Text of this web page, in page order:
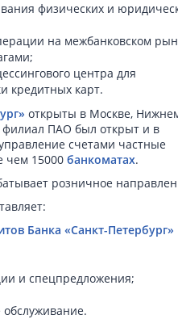
физических и
на межбанковском
центра для
кредитных карт.
открыты в Москве,
филиал ПАО был открыт и в
счетами частные
чем 15000банкоматах.
розничное
Банка «Санкт-Петербург»
и спецпредложения;